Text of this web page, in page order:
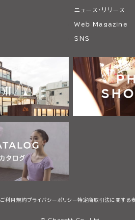
ニュース・リリース
Web Magazine
SNS
ご利用規約プライバシーポリシー 特定商取引法に関する